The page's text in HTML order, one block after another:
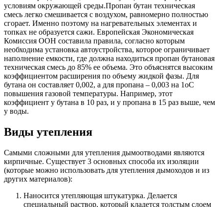
условиям окружающей среды.Пропан бутан техническая
смесь легко смешивается с воздухом, равномерно полностью
сгорает. Именно поэтому на нагревательных элементах и
топках не образуется сажи. Европейская Экономическая
Комиссия ООН составила правила, согласно которым
необходима установка автоустройства, которое ограничивает
наполнение емкости, где должна находиться пропан бутановая
техническая смесь до 85% ее объема. Это объяснятся высоким
коэффициентом расширения по объему жидкой фазы. Для
бутана он составляет 0,002, а для пропана – 0,003 на 1оС
повышения газовой температуры. Например, этот
коэффициент у бутана в 10 раз, и у пропана в 15 раз выше, чем
у воды.
Виды утепления
Самыми сложными для утепления дымоотводами являются
кирпичные. Существует 3 основных способа их изоляции
(которые можно использовать для утепления дымоходов и из
других материалов):
Наносится утепляющая штукатурка. Делается
специальный раствор, который кладется толстым слоем